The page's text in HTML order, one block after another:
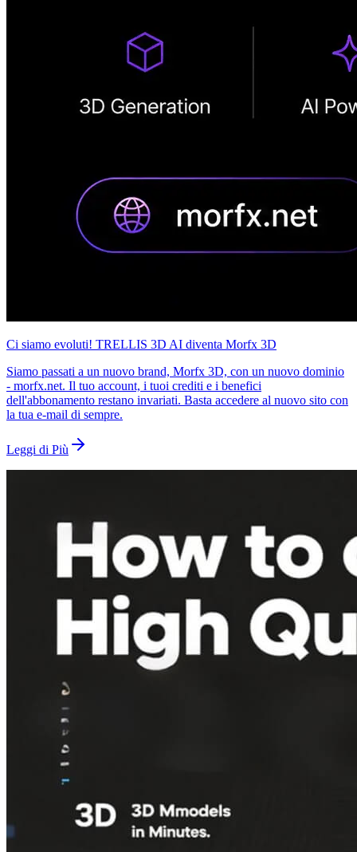
Ci siamo evoluti! TRELLIS 3D AI diventa Morfx 3D
Siamo passati a un nuovo brand, Morfx 3D, con un nuovo dominio
- morfx.net. Il tuo account, i tuoi crediti e i benefici
dell'abbonamento restano invariati. Basta accedere al nuovo sito con
la tua e-mail di sempre.
Leggi di Più